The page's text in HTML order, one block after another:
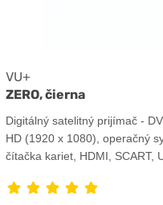
VU+
ZERO, čierna
Digitálný satelitný prijímač -
HD (1920 x 1080), operačný
čítačka kariet, HDMI, SCART,